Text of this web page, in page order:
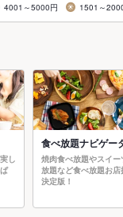
4001～5000円 1501～
し
食べ放題ナビゲー
焼肉食べ放題やスイー
放題など食べ放題お店
決定版！